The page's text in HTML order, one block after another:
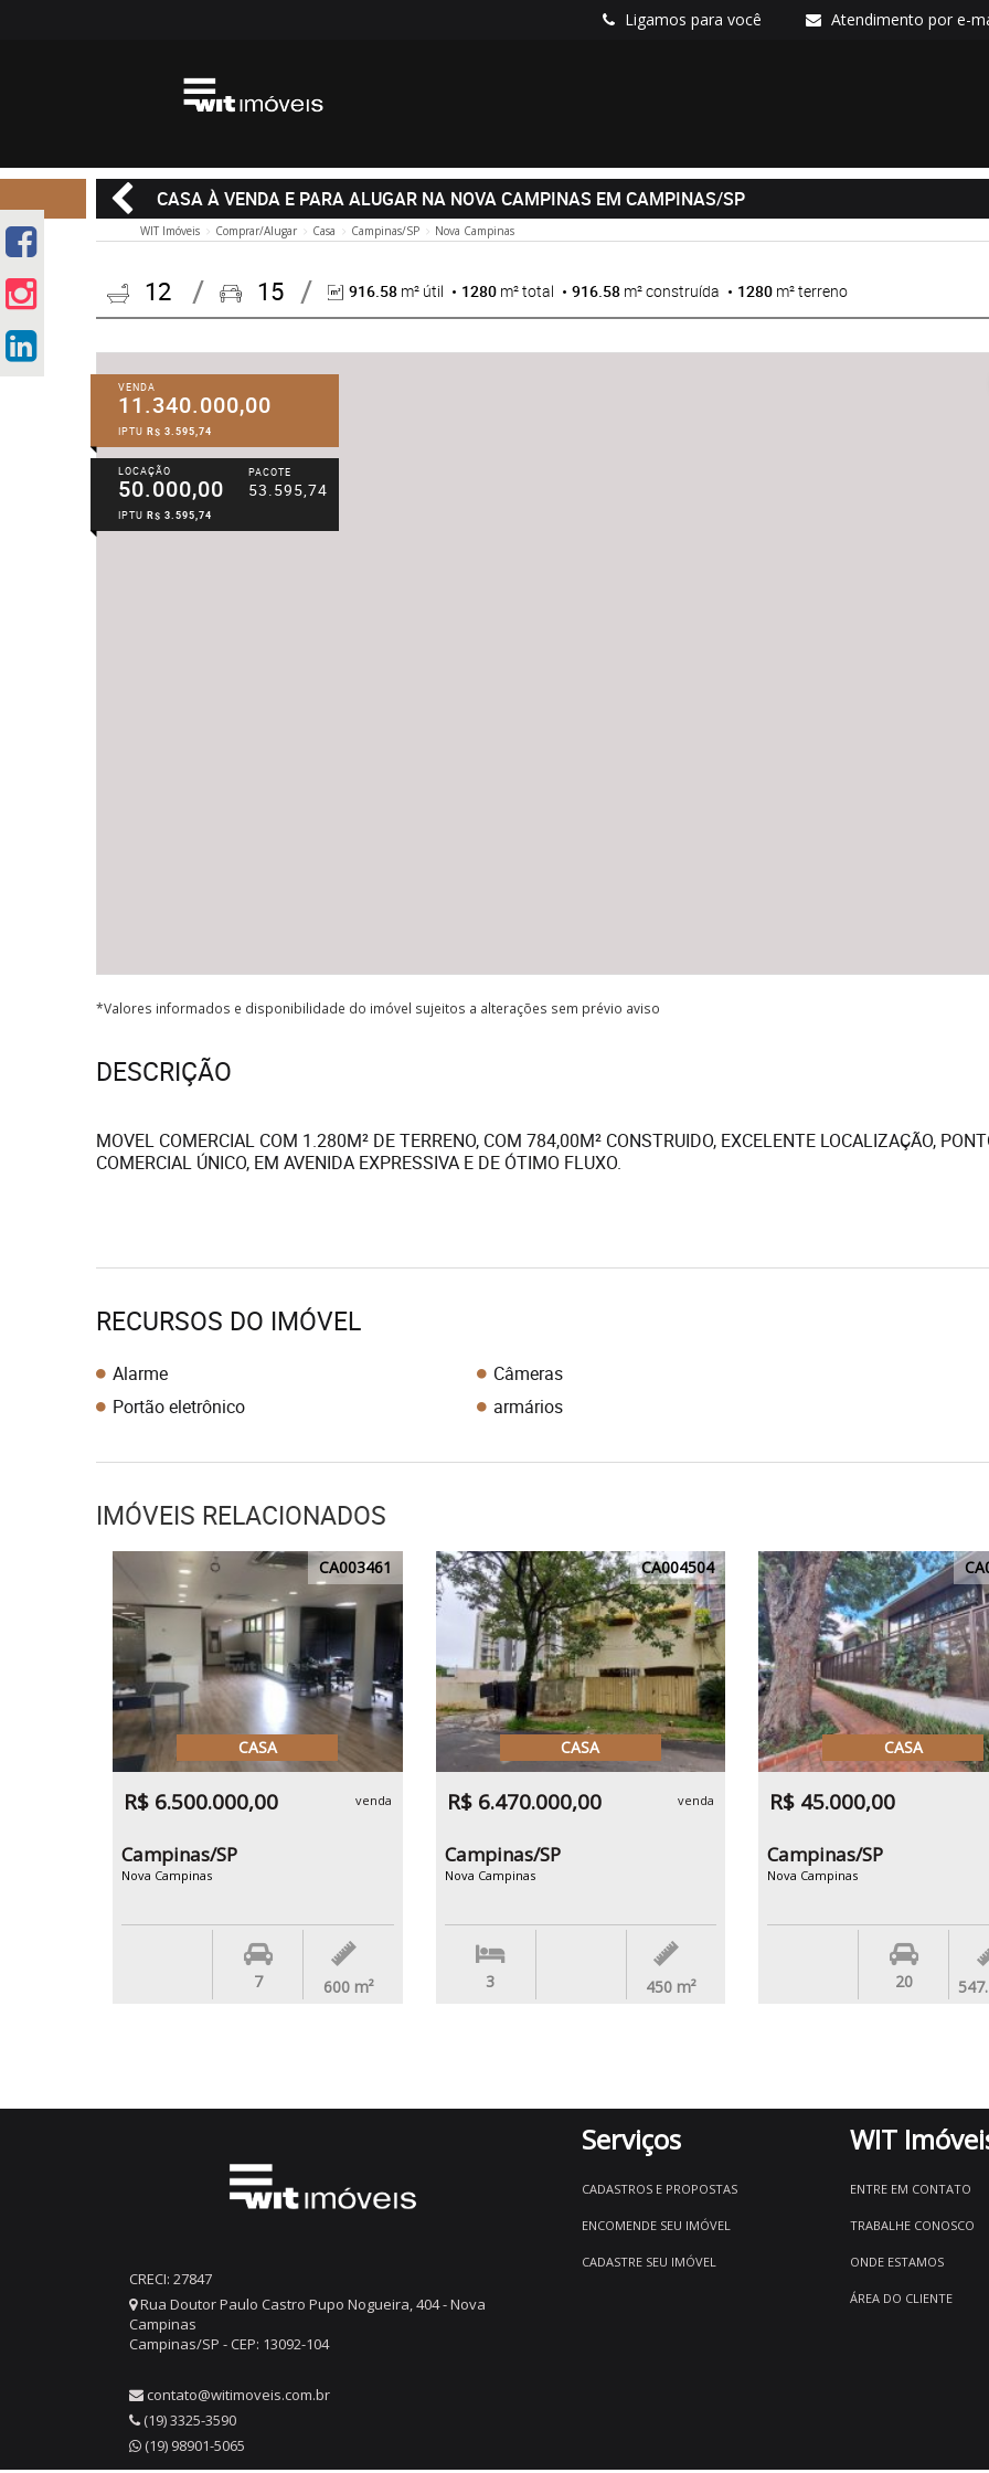
Ligamos para você Atendimento por e-
CASA À VENDA E PARA ALUGAR NA NOVA CAMPINAS EM CAMPINAS/SP
WIT Imóveis Comprar/Alugar Casa Campinas/SP Nova Campinas
12 15 916.58 m² útil 1280 m² total 916.58 m² construída 1280 m² terreno
VENDA
11.340.000,00
IPTU R$ 3.595,74
LOCAÇÃO
50.000,00
PACOTE
53.595,74
IPTU R$ 3.595,74
*Valores informados e disponibilidade do imóvel sujeitos a alterações sem prévio aviso
DESCRIÇÃO
MOVEL COMERCIAL COM 1.280M² DE TERRENO, COM 784,00M² CONSTRUIDO, EXCELENTE LOCALIZAÇÃO,
COMERCIAL ÚNICO, EM AVENIDA EXPRESSIVA E DE ÓTIMO FLUXO.
RECURSOS DO IMÓVEL
Alarme
Câmeras
Portão eletrônico
armários
IMÓVEIS RELACIONADOS
CA003461
CASA
R$ 6.500.000,00 venda
Campinas/SP
Nova Campinas
7 600 m²
CA004504
CASA
R$ 6.470.000,00 venda
Campinas/SP
Nova Campinas
3 450 m²
CASA
R$ 45.000,00
Campinas/SP
Nova Campinas
20
CRECI: 27847
Rua Doutor Paulo Castro Pupo Nogueira, 404 - Nova
Campinas
Campinas/SP - CEP: 13092-104
contato@witimoveis.com.br
(19) 3325-3590
(19) 98901-5065
Serviços
CADASTROS E PROPOSTAS
ENCOMENDE SEU IMÓVEL
CADASTRE SEU IMÓVEL
WIT
ENTRE EM CONTATO
TRABALHE CONOSCO
ONDE ESTAMOS
ÁREA DO CLIENTE